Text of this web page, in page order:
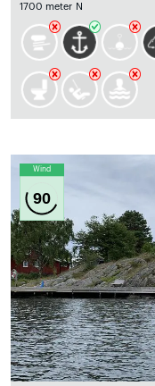
1700 meter N
Wind
90